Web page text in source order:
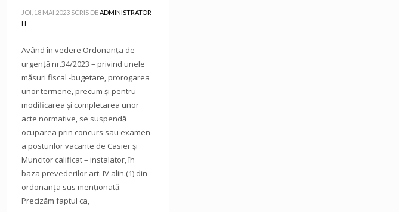
JOI, 18 MAI 2023 SCRIS DEADMINISTRATOR
IT
Având în vedere Ordonanța de
urgență nr.34/2023 – privind unele
măsuri fiscal -bugetare, prorogarea
unor termene, precum și pentru
modificarea și completarea unor
acte normative, se suspendă
ocuparea prin concurs sau examen
a posturilor vacante de Casier și
Muncitor calificat – instalator, în
baza prevederilor art. IV alin.(1) din
ordonanța sus menționată.
Precizăm faptul ca,